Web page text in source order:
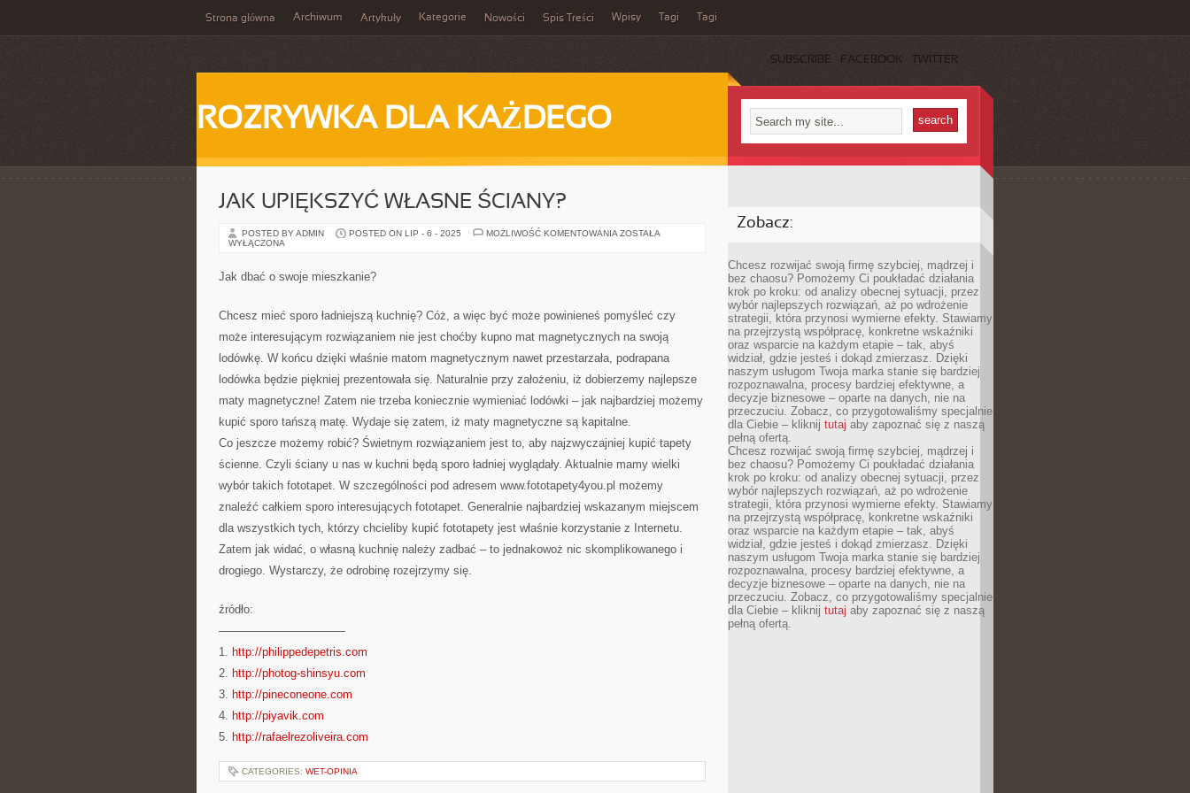
Strona główna Archiwum Artykuły Kategorie Nowości Spis Treści Wpisy Tagi Tagi
SUBSCRIBE FACEBOOK TWITTER
ROZRYWKA DLA KAŻDEGO
JAK UPIĘKSZYĆ WŁASNE ŚCIANY?
POSTED BY ADMIN POSTED ON LIP - 6 - 2025 MOŻLIWOŚĆ KOMENTOWANIA JAK
ZOSTAŁA
WYŁĄCZONA
Jak dbać o swoje mieszkanie?
Chcesz mieć sporo ładniejszą kuchnię? Cóż, a więc być może powinieneś pomyśleć czy
może interesującym rozwiązaniem nie jest choćby kupno mat magnetycznych na swoją
lodówkę. W końcu dzięki właśnie matom magnetycznym nawet przestarzała, podrapana
lodówka będzie piękniej prezentowała się. Naturalnie przy założeniu, iż dobierzemy najlepsze
maty magnetyczne! Zatem nie trzeba koniecznie wymieniać lodówki – jak najbardziej możemy
kupić sporo tańszą matę. Wydaje się zatem, iż maty magnetyczne są kapitalne.
Co jeszcze możemy robić? Świetnym rozwiązaniem jest to, aby najzwyczajniej kupić tapety
ścienne. Czyli ściany u nas w kuchni będą sporo ładniej wyglądały. Aktualnie mamy wielki
wybór takich fototapet. W szczególności pod adresem www.fototapety4you.pl możemy
znaleźć całkiem sporo interesujących fototapet. Generalnie najbardziej wskazanym miejscem
dla wszystkich tych, którzy chcieliby kupić fototapety jest właśnie korzystanie z Internetu.
Zatem jak widać, o własną kuchnię należy zadbać – to jednakowoż nic skomplikowanego i
drogiego. Wystarczy, że odrobinę rozejrzymy się.
źródło:
———————————
1. http://philippedepetris.com
2. http://photog-shinsyu.com
3. http://pineconeone.com
4. http://piyavik.com
5. http://rafaelrezoliveira.com
CATEGORIES: WET-OPINIA
Zobacz:
Chcesz rozwijać swoją firmę szybciej, mądrzej i
bez chaosu? Pomożemy Ci poukładać działania
krok po kroku: od analizy obecnej sytuacji, przez
wybór najlepszych rozwiązań, aż po wdrożenie
strategii, która przynosi wymierne efekty. Stawiamy
na przejrzystą współpracę, konkretne wskaźniki
oraz wsparcie na każdym etapie – tak, abyś
widział, gdzie jesteś i dokąd zmierzasz. Dzięki
naszym usługom Twoja marka stanie się bardziej
rozpoznawalna, procesy bardziej efektywne, a
decyzje biznesowe – oparte na danych, nie na
przeczuciu. Zobacz, co przygotowaliśmy specjalnie
dla Ciebie – kliknij tutaj aby zapoznać się z naszą
pełną ofertą.
Chcesz rozwijać swoją firmę szybciej, mądrzej i
bez chaosu? Pomożemy Ci poukładać działania
krok po kroku: od analizy obecnej sytuacji, przez
wybór najlepszych rozwiązań, aż po wdrożenie
strategii, która przynosi wymierne efekty. Stawiamy
na przejrzystą współpracę, konkretne wskaźniki
oraz wsparcie na każdym etapie – tak, abyś
widział, gdzie jesteś i dokąd zmierzasz. Dzięki
naszym usługom Twoja marka stanie się bardziej
rozpoznawalna, procesy bardziej efektywne, a
decyzje biznesowe – oparte na danych, nie na
przeczuciu. Zobacz, co przygotowaliśmy specjalnie
dla Ciebie – kliknij tutaj aby zapoznać się z naszą
pełną ofertą.